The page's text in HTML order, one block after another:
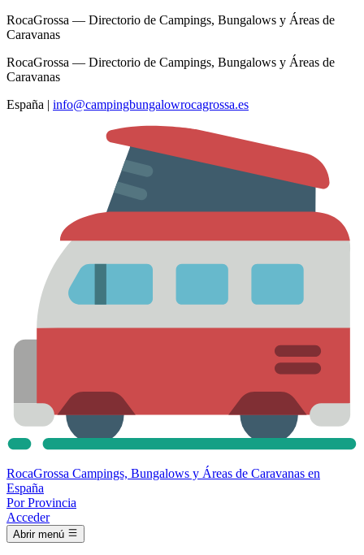
RocaGrossa — Directorio de Campings, Bungalows y Áreas de
Caravanas
RocaGrossa — Directorio de Campings, Bungalows y Áreas de
Caravanas
España | info@campingbungalowrocagrossa.es
RocaGrossa Campings, Bungalows y Áreas de Caravanas en
España
Por Provincia
Acceder
Abrir menú